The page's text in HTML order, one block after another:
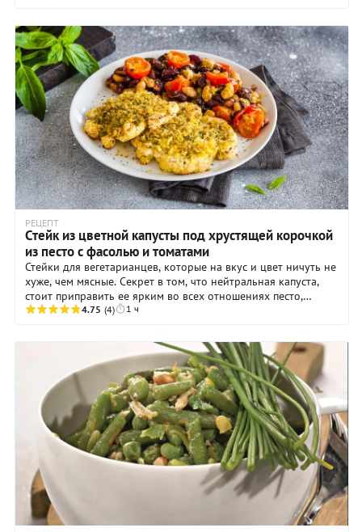
РЕЦЕПТ
Стейк из цветной капусты под хрустящей корочкой
из песто с фасолью и томатами
Стейки для вегетарианцев, которые на вкус и цвет ничуть не
хуже, чем мясные. Секрет в том, что нейтральная капуста,
стоит приправить ее ярким во всех отношениях песто,
становится деликатесом. Особенно ...
4.75 (4) 1 ч